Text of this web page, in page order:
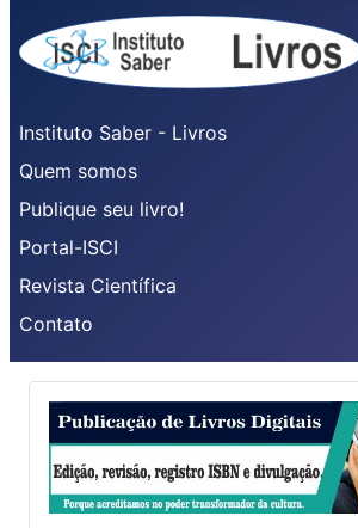
Instituto Saber - Livros
Quem somos
Publique seu livro!
Portal-ISCI
Revista Científica
Contato